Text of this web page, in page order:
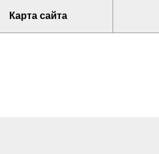
Карта сайта